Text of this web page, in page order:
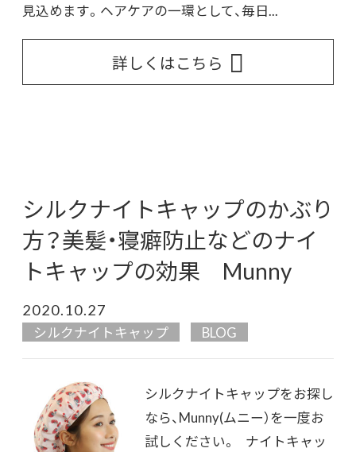
見込めます。ヘアケアの一環として、毎日...
詳しくはこちら
シルクナイトキャップのかぶり
方？美髪・寝癖防止などのナイ
トキャップの効果 Munny
2020.10.27
シルクナイトキャップ BLOG
シルクナイトキャップをお探し
なら、Munny(ムニー）を一度お
試しください。 ナイトキャッ